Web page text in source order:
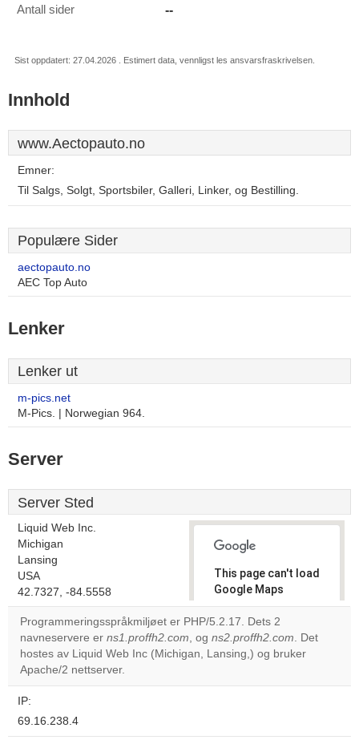
Antall sider --
Sist oppdatert: 27.04.2026 . Estimert data, vennligst les ansvarsfraskrivelsen.
Innhold
www.Aectopauto.no
Emner:
Til Salgs, Solgt, Sportsbiler, Galleri, Linker, og Bestilling.
Populære Sider
aectopauto.no
AEC Top Auto
Lenker
Lenker ut
m-pics.net
M-Pics. | Norwegian 964.
Server
Server Sted
Liquid Web Inc.
Michigan
Lansing
USA
42.7327, -84.5558
This page can't load
Google Maps
correctly.
Do you
own this
OK
Programmeringsspråkmiljøet er PHP/5.2.17. Dets 2
navneservere er ns1.proffh2.com, og ns2.proffh2.com. Det
hostes av Liquid Web Inc (Michigan, Lansing,) og bruker
Apache/2 nettserver.
IP:
69.16.238.4